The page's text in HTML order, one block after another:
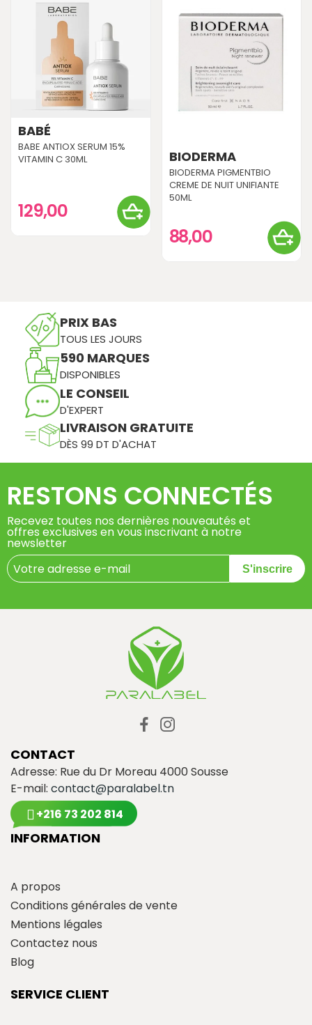
BABÉ
BABE ANTIOX SERUM 15%
VITAMIN C 30ML
129,00
BIODERMA
BIODERMA PIGMENTBIO
CREME DE NUIT UNIFIANTE
50ML
88,00
PRIX BAS
TOUS LES JOURS
590 MARQUES
DISPONIBLES
LE CONSEIL
D'EXPERT
LIVRAISON GRATUITE
DÈS 99 DT D'ACHAT
RESTONS CONNECTÉS
Recevez toutes nos dernières nouveautés et
offres exclusives en vous inscrivant à notre
newsletter
S'inscrire
CONTACT
Adresse: Rue du Dr Moreau 4000 Sousse
E-mail: contact@paralabel.tn
+216 73 202 814
INFORMATION
A propos
Conditions générales de vente
Mentions légales
Contactez nous
Blog
SERVICE CLIENT